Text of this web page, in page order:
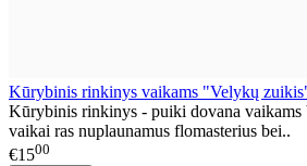
Kūrybinis rinkinys vaikams "Velykų
Kūrybinis rinkinys - puiki dovana vaikams
vaikai ras nuplaunamus flomasterius bei..
€1500